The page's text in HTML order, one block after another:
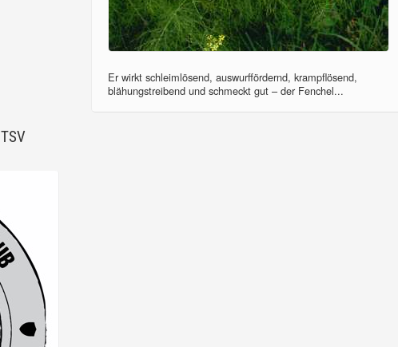
Er wirkt schleimlösend, auswurffördernd, krampflösend,
blähungstreibend und schmeckt gut – der Fenchel...